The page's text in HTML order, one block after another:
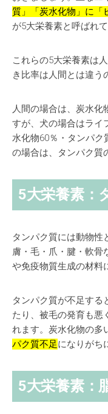
質」「炭水化物」に「
が5大栄養素と呼ばれて
これらの5大栄養素は
き比率は人間とは違う
人間の場合は、炭水化
すが、犬の場合はライ
水化物60％・タンパク
の場合は、タンパク質
5大栄養素：
タンパク質には動物性
膚・毛・爪・腱・軟骨
や免疫物質生成の材料
タンパク質が不足する
たり、被毛の発育も悪
れます。炭水化物の多
パク質不足になりがち
5大栄養素：